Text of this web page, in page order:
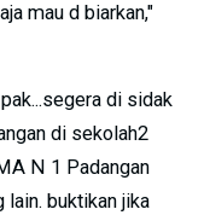
mau d biarkan,"
di sidak
di sekolah2
N 1 Padangan
lain. buktikan jika